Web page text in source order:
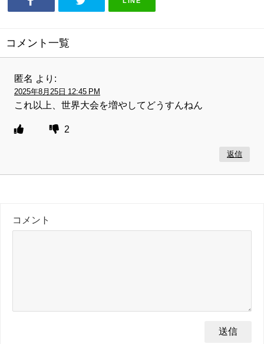
コメント一覧
匿名 より:
2025年8月25日 12:45 PM
これ以上、世界大会を増やしてどうすんねん
2
返信
コメント